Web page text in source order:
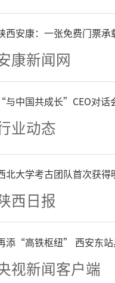
记强调，
用情做好
提出的意
，并将其
望各位老
春佳节到
上诚挚的
次座谈会
西安康：一张免费门票承
康新闻网
“与中国共成长”CEO对话
业动态
北大学考古团队首次获
西日报
添“高铁枢纽” 西安东站
视新闻客户端